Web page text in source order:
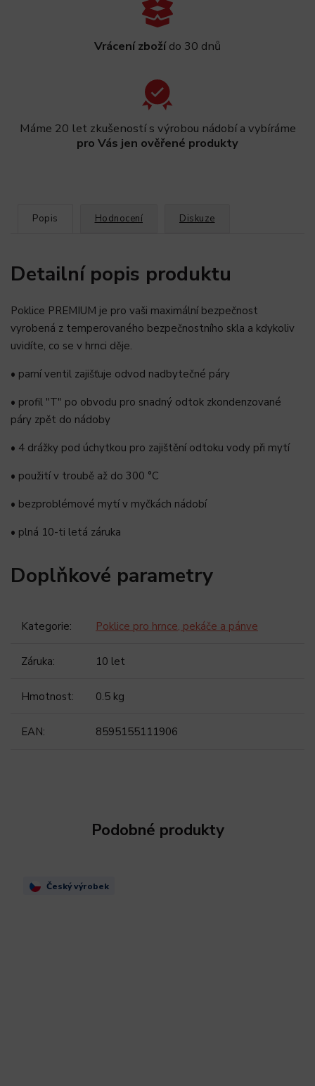
Vrácení zbožído 30 dnů
Máme 20 let zkušeností s výrobou nádobí a vybíráme
pro Vás jen ověřené produkty
Popis Hodnocení Diskuze
Detailní popis produktu
Poklice PREMIUM je pro vaši maximální bezpečnost
vyrobená z temperovaného bezpečnostního skla a kdykoliv
uvidíte, co se v hrnci děje.
• parní ventil zajišťuje odvod nadbytečné páry
• profil "T" po obvodu pro snadný odtok zkondenzované
páry zpět do nádoby
• 4 drážky pod úchytkou pro zajištění odtoku vody při mytí
• použití v troubě až do 300 °C
• bezproblémové mytí v myčkách nádobí
• plná 10-ti letá záruka
Doplňkové parametry
Kategorie: Poklice pro hrnce, pekáče a pánve
Záruka: 10 let
Hmotnost: 0.5 kg
EAN: 8595155111906
Podobné produkty
Český výrobek